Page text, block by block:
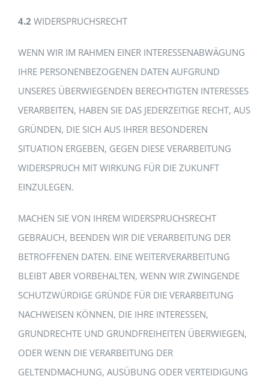
4.2 WIDERSPRUCHSRECHT
WENN WIR IM RAHMEN EINER INTERESSENABWÄGUNG
IHRE PERSONENBEZOGENEN DATEN AUFGRUND
UNSERES ÜBERWIEGENDEN BERECHTIGTEN INTERESSES
VERARBEITEN, HABEN SIE DAS JEDERZEITIGE RECHT, AUS
GRÜNDEN, DIE SICH AUS IHRER BESONDEREN
SITUATION ERGEBEN, GEGEN DIESE VERARBEITUNG
WIDERSPRUCH MIT WIRKUNG FÜR DIE ZUKUNFT
EINZULEGEN.
MACHEN SIE VON IHREM WIDERSPRUCHSRECHT
GEBRAUCH, BEENDEN WIR DIE VERARBEITUNG DER
BETROFFENEN DATEN. EINE WEITERVERARBEITUNG
BLEIBT ABER VORBEHALTEN, WENN WIR ZWINGENDE
SCHUTZWÜRDIGE GRÜNDE FÜR DIE VERARBEITUNG
NACHWEISEN KÖNNEN, DIE IHRE INTERESSEN,
GRUNDRECHTE UND GRUNDFREIHEITEN ÜBERWIEGEN,
ODER WENN DIE VERARBEITUNG DER
GELTENDMACHUNG, AUSÜBUNG ODER VERTEIDIGUNG